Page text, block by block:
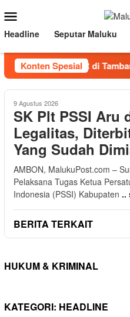
ke
kontenMobile
Headline Seputar Maluku
Konten Spesial
Visit BKP-BTR di
9 Agustus 2026
SK Plt PSSI Aru
Legalitas,
Yang Sudah
AMBON, MalukuPost.com –
Pelaksana Tugas Ketua
Indonesia (PSSI) Kabupaten ..
BERITA TERKAIT
HUKUM & KRIMINAL
KATEGORI: HEADLINE